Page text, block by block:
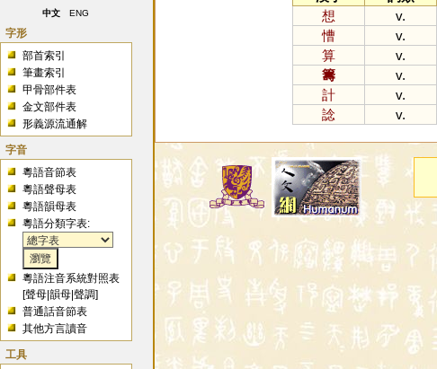
中文 ENG
字形
部首索引
筆畫索引
甲骨部件表
金文部件表
形義源流通解
字音
粵語音節表
粵語聲母表
粵語韻母表
粵語分類字表:
粵語注音系統對照表
[聲母 |韻母 |聲調]
普通話音節表
其他方言讀音
工具
想
v.
慒
v.
算
v.
籌
v.
計
v.
諗
v.